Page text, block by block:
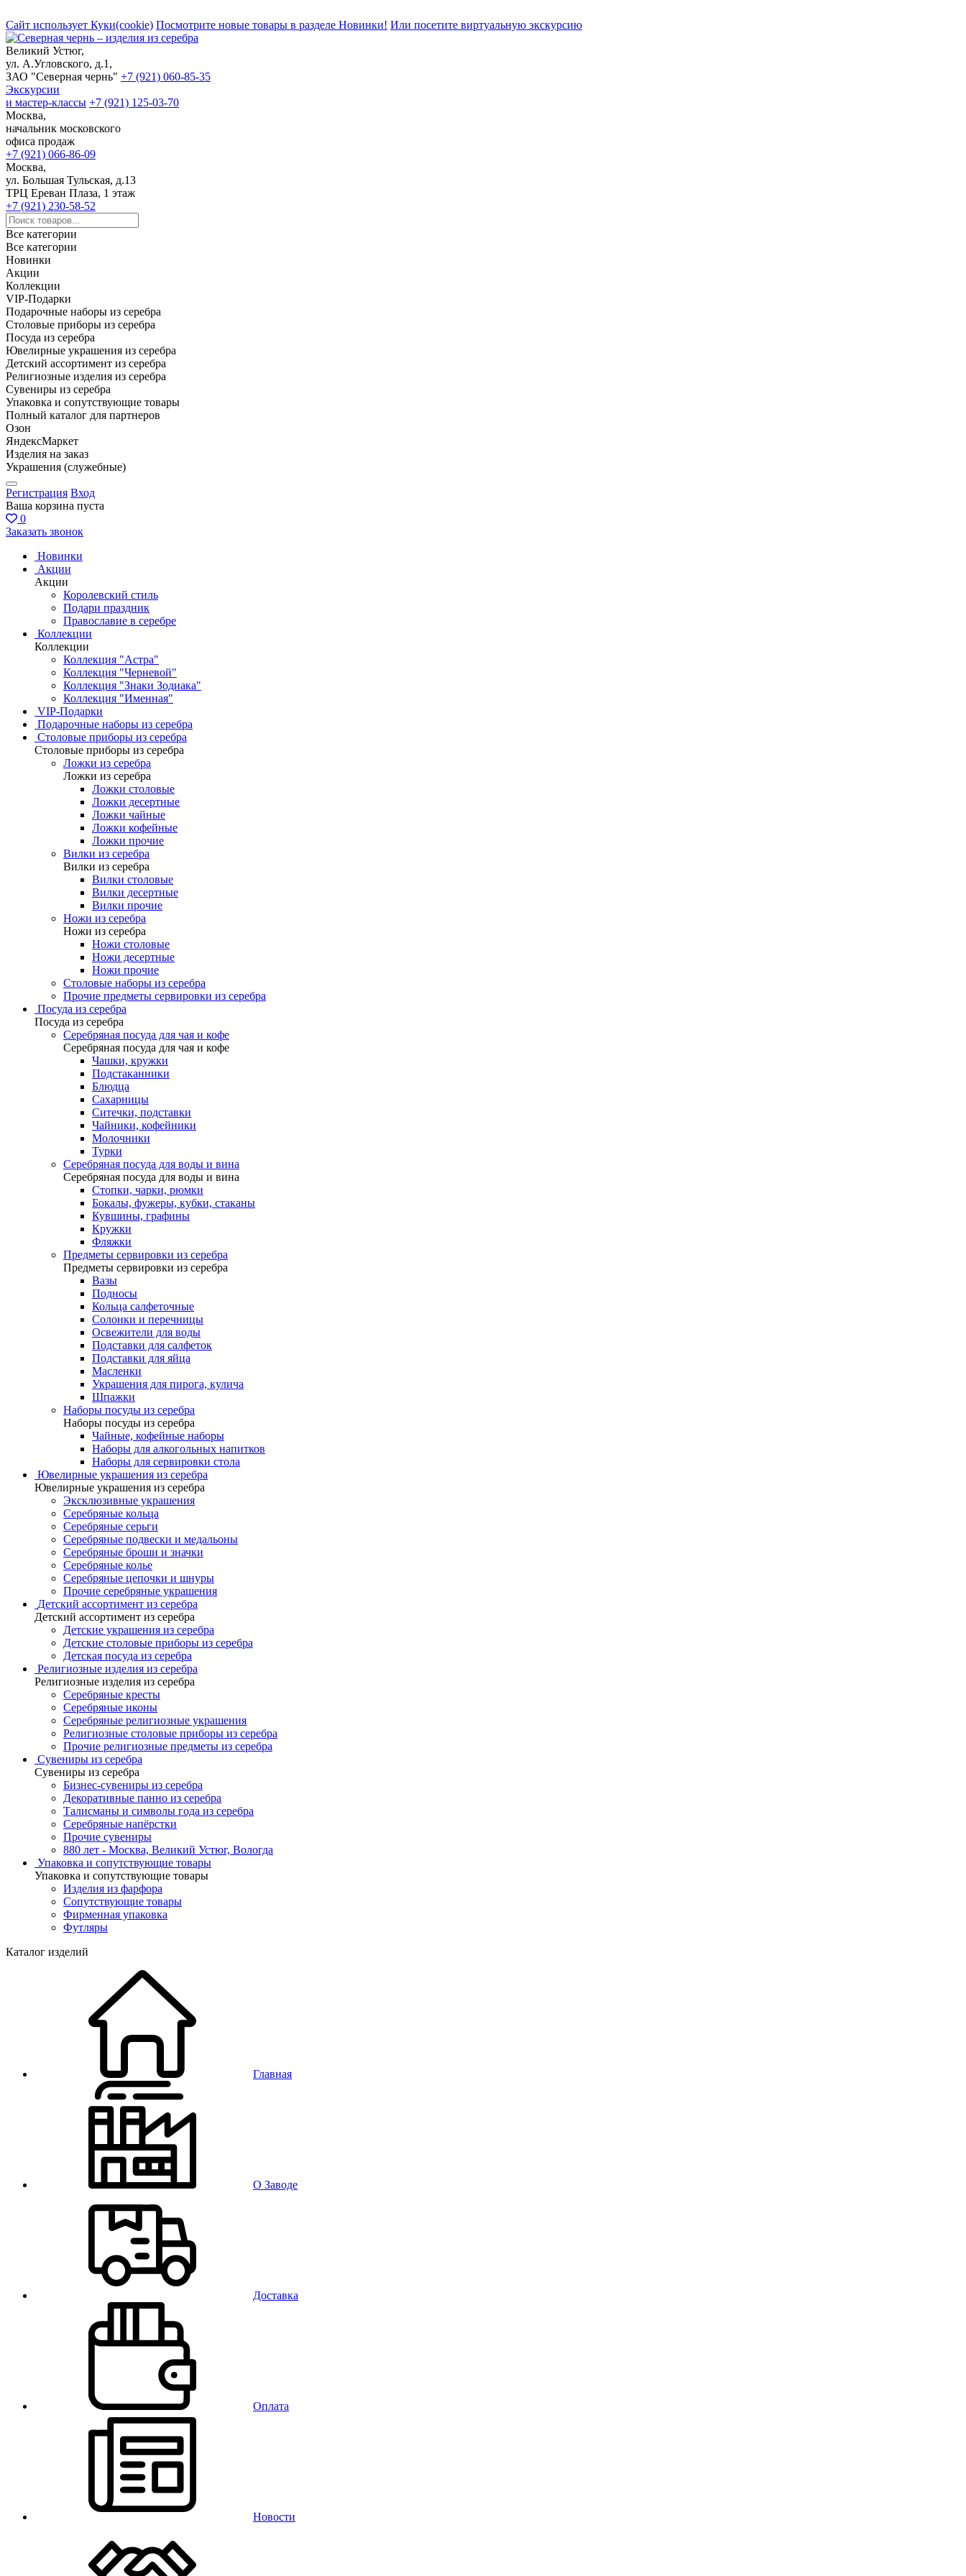
Сайт использует Куки(cookie) Посмотрите новые товары в разделе Новинки! Или посетите виртуальную экскурсию
Великий Устюг,
ул. А.Угловского, д.1,
ЗАО "Северная чернь" +7 (921) 060-85-35
Экскурсии
и мастер-классы +7 (921) 125-03-70
Москва,
начальник московского
офиса продаж
+7 (921) 066-86-09
Москва,
ул. Большая Тульская, д.13
ТРЦ Ереван Плаза, 1 этаж
+7 (921) 230-58-52
Все категории
Все категории
Новинки
Акции
Коллекции
VIP-Подарки
Подарочные наборы из серебра
Столовые приборы из серебра
Посуда из серебра
Ювелирные украшения из серебра
Детский ассортимент из серебра
Религиозные изделия из серебра
Сувениры из серебра
Упаковка и сопутствующие товары
Полный каталог для партнеров
Озон
ЯндексМаркет
Изделия на заказ
Украшения (служебные)
Регистрация Вход
Ваша корзина пуста
0
Заказать звонок
Новинки
Акции
Акции
Королевский стиль
Подари праздник
Православие в серебре
Коллекции
Коллекции
Коллекция "Астра"
Коллекция "Черневой"
Коллекция "Знаки Зодиака"
Коллекция "Именная"
VIP-Подарки
Подарочные наборы из серебра
Столовые приборы из серебра
Столовые приборы из серебра
Ложки из серебра
Ложки из серебра
Ложки столовые
Ложки десертные
Ложки чайные
Ложки кофейные
Ложки прочие
Вилки из серебра
Вилки из серебра
Вилки столовые
Вилки десертные
Вилки прочие
Ножи из серебра
Ножи из серебра
Ножи столовые
Ножи десертные
Ножи прочие
Столовые наборы из серебра
Прочие предметы сервировки из серебра
Посуда из серебра
Посуда из серебра
Серебряная посуда для чая и кофе
Серебряная посуда для чая и кофе
Чашки, кружки
Подстаканники
Блюдца
Сахарницы
Ситечки, подставки
Чайники, кофейники
Молочники
Турки
Серебряная посуда для воды и вина
Серебряная посуда для воды и вина
Стопки, чарки, рюмки
Бокалы, фужеры, кубки, стаканы
Кувшины, графины
Кружки
Фляжки
Предметы сервировки из серебра
Предметы сервировки из серебра
Вазы
Подносы
Кольца салфеточные
Солонки и перечницы
Освежители для воды
Подставки для салфеток
Подставки для яйца
Масленки
Украшения для пирога, кулича
Шпажки
Наборы посуды из серебра
Наборы посуды из серебра
Чайные, кофейные наборы
Наборы для алкогольных напитков
Наборы для сервировки стола
Ювелирные украшения из серебра
Ювелирные украшения из серебра
Эксклюзивные украшения
Серебряные кольца
Серебряные серьги
Серебряные подвески и медальоны
Серебряные броши и значки
Серебряные колье
Серебряные цепочки и шнуры
Прочие серебряные украшения
Детский ассортимент из серебра
Детский ассортимент из серебра
Детские украшения из серебра
Детские столовые приборы из серебра
Детская посуда из серебра
Религиозные изделия из серебра
Религиозные изделия из серебра
Серебряные кресты
Серебряные иконы
Серебряные религиозные украшения
Религиозные столовые приборы из серебра
Прочие религиозные предметы из серебра
Сувениры из серебра
Сувениры из серебра
Бизнес-сувениры из серебра
Декоративные панно из серебра
Талисманы и символы года из серебра
Серебряные напёрстки
Прочие сувениры
880 лет - Москва, Великий Устюг, Вологда
Упаковка и сопутствующие товары
Упаковка и сопутствующие товары
Изделия из фарфора
Сопутствующие товары
Фирменная упаковка
Футляры
Каталог изделий
Главная
О Заводе
Доставка
Оплата
Новости